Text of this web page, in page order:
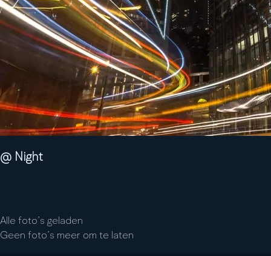
@ Night
Alle foto’s geladen
Geen foto’s meer om te laten